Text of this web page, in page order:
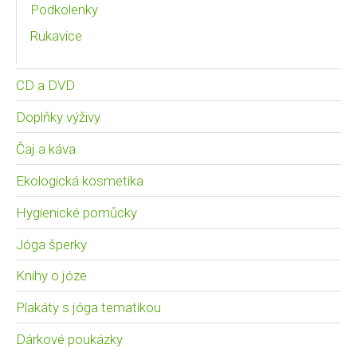
Podkolenky
Rukavice
CD a DVD
Doplňky výživy
Čaj a káva
Ekologická kosmetika
Hygienické pomůcky
Jóga šperky
Knihy o józe
Plakáty s jóga tematikou
Dárkové poukázky